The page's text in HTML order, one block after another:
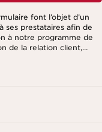
font l’objet d’un
ses prestataires afin de
à notre programme de
de la relation client,
en fonction